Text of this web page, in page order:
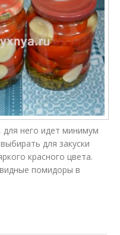
него идет минимум
для закуски
красного цвета.
помидоры в